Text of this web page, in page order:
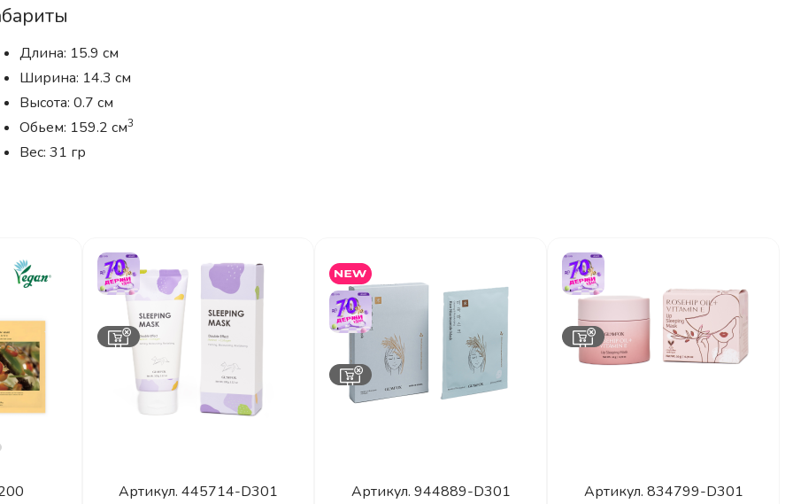
Длина: 15.9 см
Ширина: 14.3 см
Высота: 0.7 см
Обьем: 159.2 см3
Вес: 31 гр
Артикул. 445714-D301 Артикул. 944889-D301 Артикул. 834799-D301